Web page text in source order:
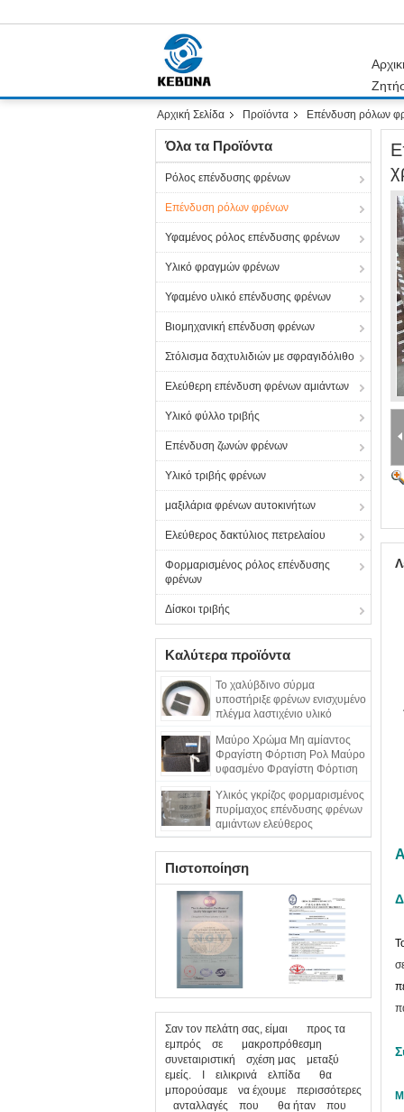
Αρχική Σελίδα Προϊόντα Επένδυση ρόλων
Όλα τα Προϊόντα
Ρόλος επένδυσης φρένων
Επένδυση ρόλων φρένων
Υφαμένος ρόλος επένδυσης φρένων
Υλικό φραγμών φρένων
Υφαμένο υλικό επένδυσης φρένων
Βιομηχανική επένδυση φρένων
Στόλισμα δαχτυλιδιών με σφραγιδόλιθο
Ελεύθερη επένδυση φρένων αμιάντων
Υλικό φύλλο τριβής
Επένδυση ζωνών φρένων
Υλικό τριβής φρένων
μαξιλάρια φρένων αυτοκινήτων
Ελεύθερος δακτύλιος πετρελαίου
Φορμαρισμένος ρόλος επένδυσης
φρένων
Δίσκοι τριβής
Καλύτερα προϊόντα
Το χαλύβδινο σύρμα
υποστήριξε φρένων ενισχυμένο
πλέγμα λαστιχένιο υλικό
το επένδυση
Μαύρο Χρώμα Μη αμίαντος
Φραγίστη Φόρτιση Ρολ Μαύρο
υφασμένο Φραγίστη Φόρτιση
Υλικός γκρίζος φορμαρισμένος
πυρίμαχος επένδυσης φρένων
αμιάντων ελεύθερος
εύκαμπτος
Πιστοποίηση
Σαν τον πελάτη σας, είμαι προς τα
εμπρός σε μακροπρόθεσμη
συνεταιριστική σχέση μας μεταξύ
εμείς. Ι ειλικρινά ελπίδα θα
μπορούσαμε να έχουμε περισσότερες
ανταλλαγές που θα ήταν που